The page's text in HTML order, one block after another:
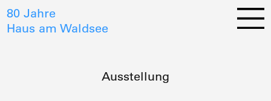
80 Jahre
Haus am Waldsee
Ausstellung